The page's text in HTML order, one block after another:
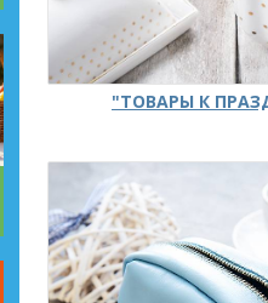
"ТОВАРЫ К